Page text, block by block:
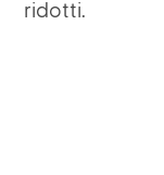
ridotti.